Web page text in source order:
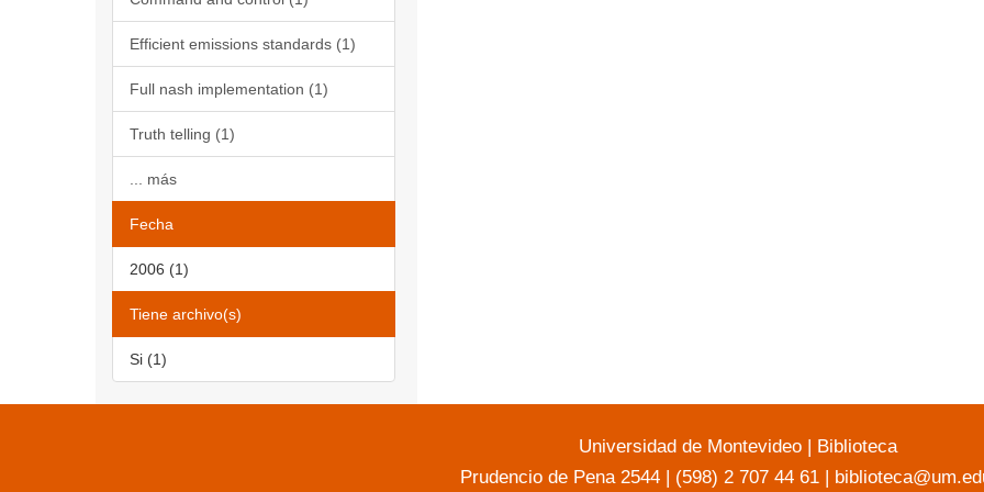
Efficient emissions standards (1)
Full nash implementation (1)
Truth telling (1)
... más
Fecha
2006 (1)
Tiene archivo(s)
Si (1)
Universidad de Montevideo | Biblioteca
Prudencio de Pena 2544 | (598) 2 707 44 61 |